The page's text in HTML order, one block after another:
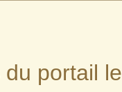
portail